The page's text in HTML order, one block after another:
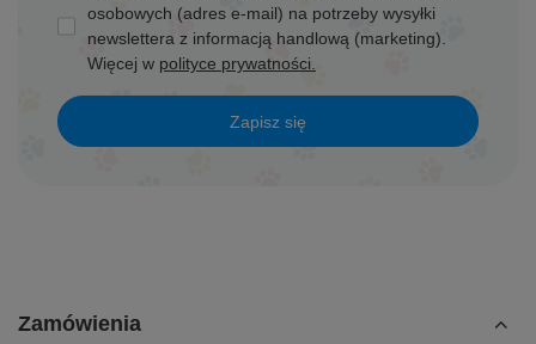
osobowych (adres e-mail) na potrzeby wysyłki
newslettera z informacją handlową (marketing).
Więcej w polityce prywatności.
Zapisz się
Zamówienia